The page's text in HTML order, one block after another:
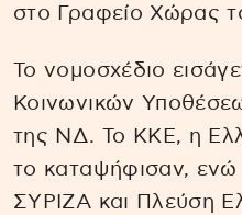
στο Γραφείο Χώρας
Το νομοσχέδιο
Κοινωνικών
της ΝΔ. Το ΚΚΕ, η
το καταψήφισαν,
ΣΥΡΙΖΑ και Πλεύση